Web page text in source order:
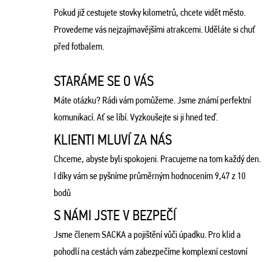
Pokud již cestujete stovky kilometrů, chcete vidět město.
Provedeme vás nejzajímavějšími atrakcemi. Uděláte si chuť
před fotbalem.
STARÁME SE O VÁS
Máte otázku? Rádi vám pomůžeme. Jsme známí perfektní
komunikací. Ať se líbí. Vyzkoušejte si ji hned teď.
KLIENTI MLUVÍ ZA NÁS
Chceme, abyste byli spokojeni. Pracujeme na tom každý den.
I díky vám se pyšníme průměrným hodnocením 9,47 z 10
bodů
S NÁMI JSTE V BEZPEČÍ
Jsme členem SACKA a pojištění vůči úpadku. Pro klid a
pohodlí na cestách vám zabezpečíme komplexní cestovní